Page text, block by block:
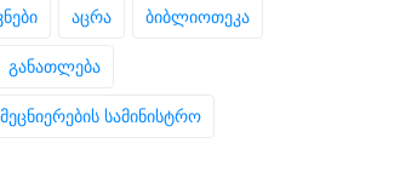
აცრა ბიბლიოთეკა
განათლება
სამინისტრო